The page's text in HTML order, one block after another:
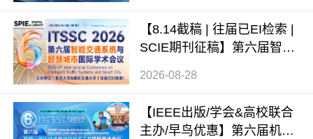
【8.14截稿 | 往届已EI检索 |
SCIE期刊征稿】第六届智能
2026-08-28
【IEEE出版/学会&高校联合
主办/早鸟优惠】第六届机电